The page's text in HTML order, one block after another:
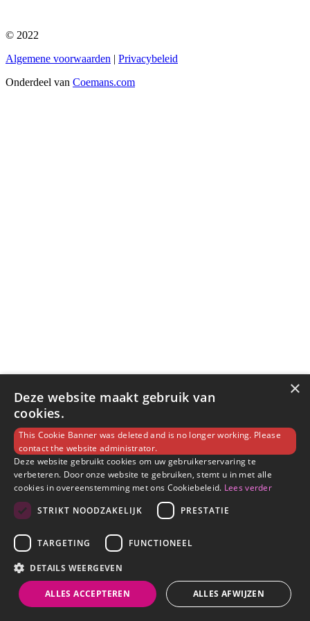
© 2022
Algemene voorwaarden | Privacybeleid
Onderdeel van Coemans.com
×
Deze website maakt gebruik van
cookies.
This Cookie Banner was deleted and is no longer working. Please
contact the website administrator.
Deze website gebruikt cookies om uw gebruikerservaring te
verbeteren. Door onze website te gebruiken, stemt u in met alle
cookies in overeenstemming met ons Cookiebeleid. Lees verder
STRIKT NOODZAKELIJK
PRESTATIE
TARGETING FUNCTIONEEL
DETAILS WEERGEVEN
ALLES ACCEPTEREN ALLES AFWIJZEN